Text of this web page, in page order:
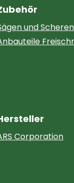
und Scheren
Corporation